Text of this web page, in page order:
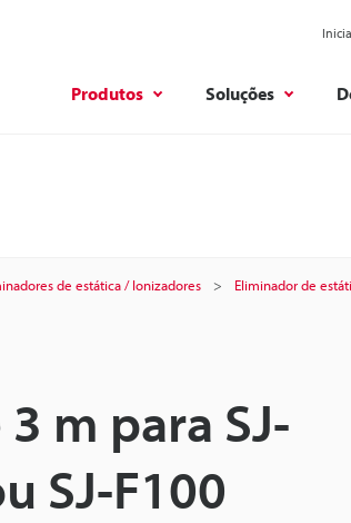
Produtos Soluções
de estática / Ionizadores Eliminador de
m para SJ-
SJ-F100